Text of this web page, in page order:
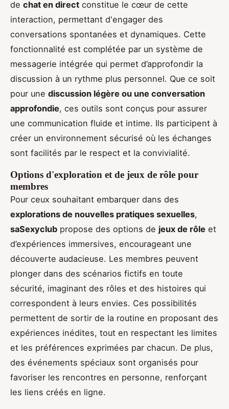
de chat en direct constitue le cœur de cette
interaction, permettant d'engager des
conversations spontanées et dynamiques. Cette
fonctionnalité est complétée par un système de
messagerie intégrée qui permet d’approfondir la
discussion à un rythme plus personnel. Que ce soit
pour une discussion légère ou une conversation
approfondie, ces outils sont conçus pour assurer
une communication fluide et intime. Ils participent à
créer un environnement sécurisé où les échanges
sont facilités par le respect et la convivialité.
Options d'exploration et de jeux de rôle pour
membres
Pour ceux souhaitant embarquer dans des
explorations de nouvelles pratiques sexuelles,
saSexyclub propose des options de jeux de rôle et
d’expériences immersives, encourageant une
découverte audacieuse. Les membres peuvent
plonger dans des scénarios fictifs en toute
sécurité, imaginant des rôles et des histoires qui
correspondent à leurs envies. Ces possibilités
permettent de sortir de la routine en proposant des
expériences inédites, tout en respectant les limites
et les préférences exprimées par chacun. De plus,
des événements spéciaux sont organisés pour
favoriser les rencontres en personne, renforçant
les liens créés en ligne.